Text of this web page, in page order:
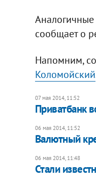
сообщает о
Напомним,
Коломойский
07 мая 2014, 11:52
Приватбанк
06 мая 2014, 11:52
Валютный
06 мая 2014, 11:48
Стали